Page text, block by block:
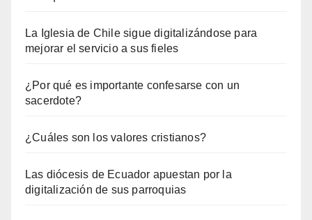
La Iglesia de Chile sigue digitalizándose para
mejorar el servicio a sus fieles
¿Por qué es importante confesarse con un
sacerdote?
¿Cuáles son los valores cristianos?
Las diócesis de Ecuador apuestan por la
digitalización de sus parroquias